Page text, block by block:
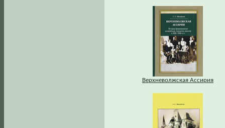
Верхневолжская Ассирия